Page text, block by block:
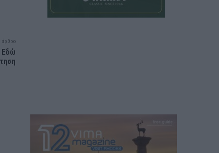
άρθρο
Εδώ